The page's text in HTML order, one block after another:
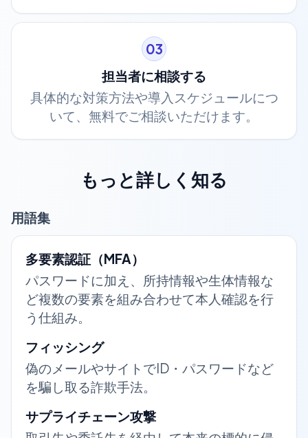
03
担当者に相談する
具体的な対策方法や導入スケジュールにつ
いて、無料でご相談いただけます。
もっと詳しく知る
用語集
多要素認証（MFA）
パスワードに加え、所持情報や生体情報な
ど複数の要素を組み合わせて本人確認を行
う仕組み。
フィッシング
偽のメールやサイトでID・パスワードなど
を騙し取る詐欺手法。
サプライチェーン攻撃